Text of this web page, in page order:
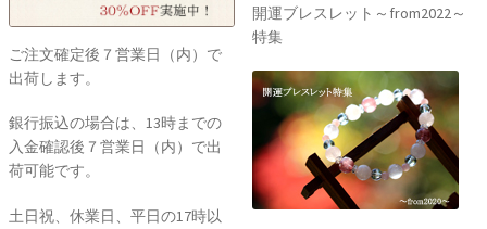
ご注文確定後７営業日（内）で
出荷します。
銀行振込の場合は、13時までの
入金確認後７営業日（内）で出
荷可能です。
土日祝、休業日、平日の17時以
開運ブレスレット～from2022～
特集